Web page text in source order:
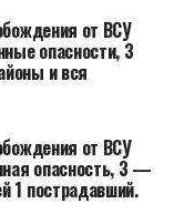
от ВСУ
опасности, 3
и вся
от ВСУ
опасность, 3 —
1 пострадавший.